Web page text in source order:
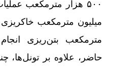
بازار خودرو برای خودروهای 5-10 میلیاردی
آیا اپراتورها بی‌صدا
میلیون مترمکعب
مترمکعب بتن‌ریزی
حاضر، علاوه بر تونل‌ها،